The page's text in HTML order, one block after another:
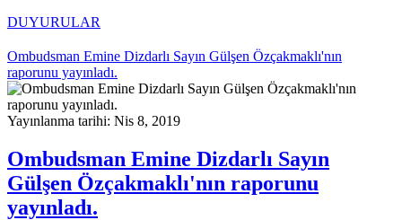
DUYURULAR
Ombudsman Emine Dizdarlı Sayın Gülşen Özçakmaklı'nın
raporunu yayınladı.
Yayınlanma tarihi: Nis 8, 2019
Ombudsman Emine Dizdarlı Sayın
Gülşen Özçakmaklı'nın raporunu
yayınladı.